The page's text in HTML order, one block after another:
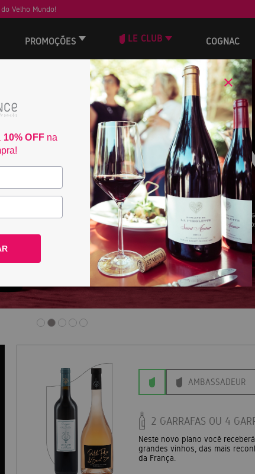
Velho Mundo!
PROMOÇÕES LE CLUB COGNAC
2 GARRAFAS OU 4
Neste novo plano você
grandes vinhos, das mais
da França.
AMBASSADEUR
10% OFF na